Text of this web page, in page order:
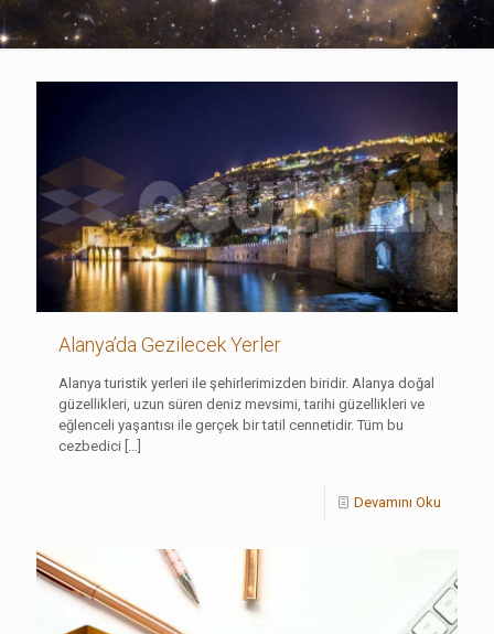
Alanya’da Gezilecek Yerler
Alanya turistik yerleri ile şehirlerimizden biridir. Alanya doğal
güzellikleri, uzun süren deniz mevsimi, tarihi güzellikleri ve
eğlenceli yaşantısı ile gerçek bir tatil cennetidir. Tüm bu
cezbedici […]
Devamını Oku